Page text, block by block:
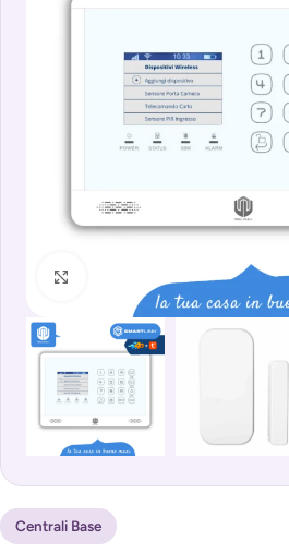
Clicca per ingrandire
Centrali Base